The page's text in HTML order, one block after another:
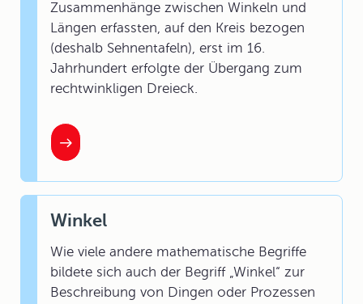
Zusammenhänge zwischen Winkeln und
Längen erfassten, auf den Kreis bezogen
(deshalb Sehnentafeln), erst im 16.
Jahrhundert erfolgte der Übergang zum
rechtwinkligen Dreieck.
Winkel
Wie viele andere mathematische Begriffe
bildete sich auch der Begriff „Winkel“ zur
Beschreibung von Dingen oder Prozessen